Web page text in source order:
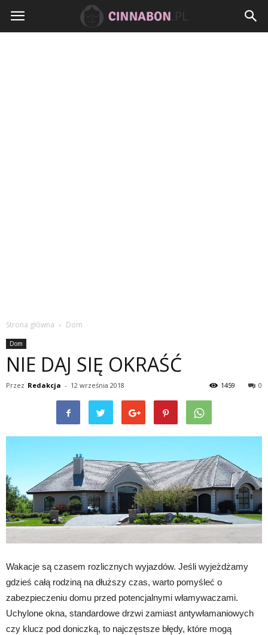
Cinnabon.pl
Strona główna Dom
Dom
NIE DAJ SIĘ OKRAŚĆ
Przez Redakcja - 12 września 2018 0
1459
Wakacje są czasem rozlicznych wyjazdów. Jeśli wyjeżdżamy
gdzieś całą rodziną na dłuższy czas, warto pomyśleć o
zabezpieczeniu domu przed potencjalnymi włamywaczami.
Uchylone okna, standardowe drzwi zamiast antywłamaniowych
czy klucz pod doniczką, to najczęstsze błędy, które mogą